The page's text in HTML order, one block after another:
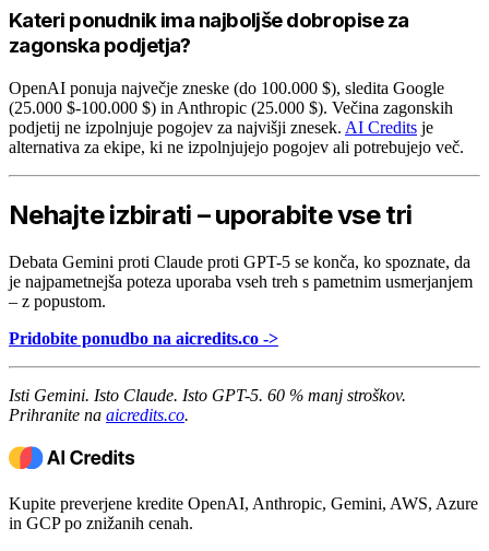
Kateri ponudnik ima najboljše dobropise za
zagonska podjetja?
OpenAI ponuja največje zneske (do 100.000 $), sledita Google
(25.000 $-100.000 $) in Anthropic (25.000 $). Večina zagonskih
podjetij ne izpolnjuje pogojev za najvišji znesek. AI Credits je
alternativa za ekipe, ki ne izpolnjujejo pogojev ali potrebujejo več.
Nehajte izbirati – uporabite vse tri
Debata Gemini proti Claude proti GPT-5 se konča, ko spoznate, da
je najpametnejša poteza uporaba vseh treh s pametnim usmerjanjem
– z popustom.
Pridobite ponudbo na aicredits.co ->
Isti Gemini. Isto Claude. Isto GPT-5. 60 % manj stroškov.
Prihranite na aicredits.co.
Kupite preverjene kredite OpenAI, Anthropic, Gemini, AWS, Azure
in GCP po znižanih cenah.